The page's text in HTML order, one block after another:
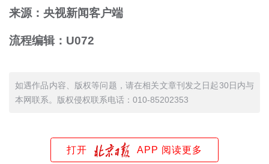
来源：央视新闻客户端
流程编辑：U072
如遇作品内容、版权等问题，请在相关文章刊发之日起30日内与
本网联系。版权侵权联系电话：010-85202353
打开 APP 阅读更多